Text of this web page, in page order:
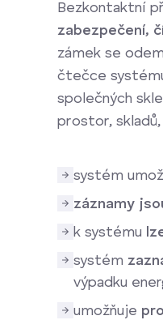
Bezkontaktní
zabezpečení,
zámek se
čtečce
společných
prostor,
systém
záznamy
k systému
systém
výpadku
umožňuje